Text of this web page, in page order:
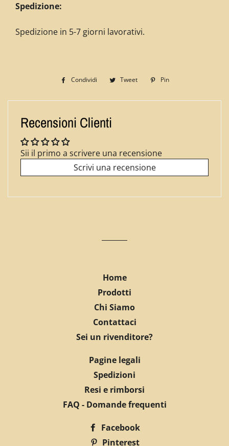
Spedizione:
Spedizione in 5-7 giorni lavorativi.
Condividi
Condividi
Facebook
Tweet
Twitta
Twitter
Pin
Pinterest
Recensioni Clienti
Sii il primo a scrivere una recensione
Scrivi una recensione
Home
Prodotti
Chi Siamo
Contattaci
Sei un rivenditore?
Pagine legali
Spedizioni
Resi e rimborsi
FAQ - Domande frequenti
Facebook
Pinterest